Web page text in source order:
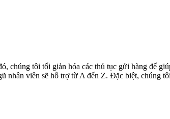
chúng tôi tối giản hóa các thủ tục gửi hàng để
nhân viên sẽ hỗ trợ từ A đến Z. Đặc biệt, chúng